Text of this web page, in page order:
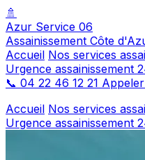
🚿
Azur Service 06
Assainissement Côte
Accueil Nos services
Urgence assainissement
📞 04 22 46 12 21 Appeler
Accueil Nos services
Urgence assainissement